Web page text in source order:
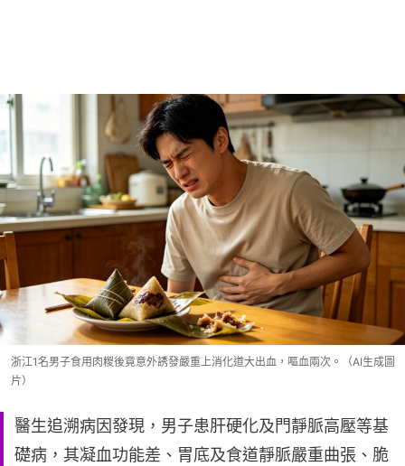
浙江1名男子食用肉糉後竟意外誘發嚴重上消化道大出血，嘔血兩次。（AI生成圖
片）
醫生追溯病因發現，男子患肝硬化及門靜脈高壓等基
礎病，其凝血功能差、胃底及食道靜脈嚴重曲張、脆